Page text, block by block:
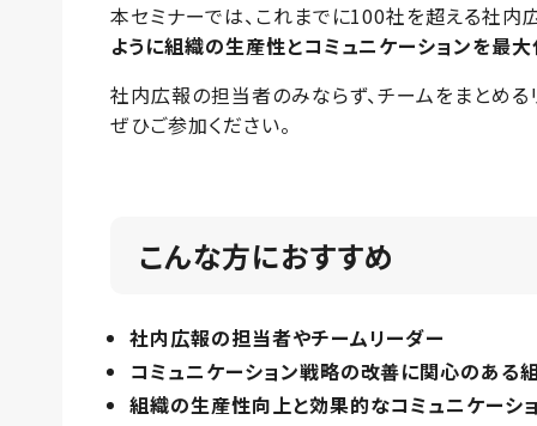
本セミナーでは、これまでに100社を超える社内
ように組織の生産性とコミュニケーションを最
社内広報の担当者のみならず、チームをまとめ
ぜひご参加ください。
こんな方におすすめ
社内広報の担当者やチームリーダー
コミュニケーション戦略の改善に関心のある
組織の生産性向上と効果的なコミュニケーシ